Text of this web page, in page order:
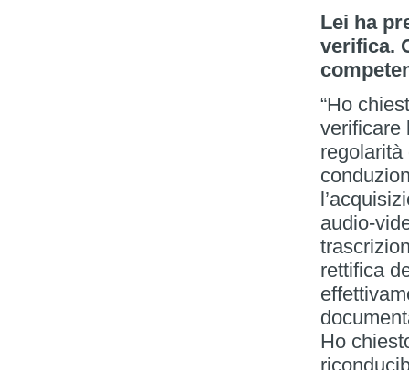
Lei ha
verifica.
“Ho
verificare
audio-
rettifica
Ho